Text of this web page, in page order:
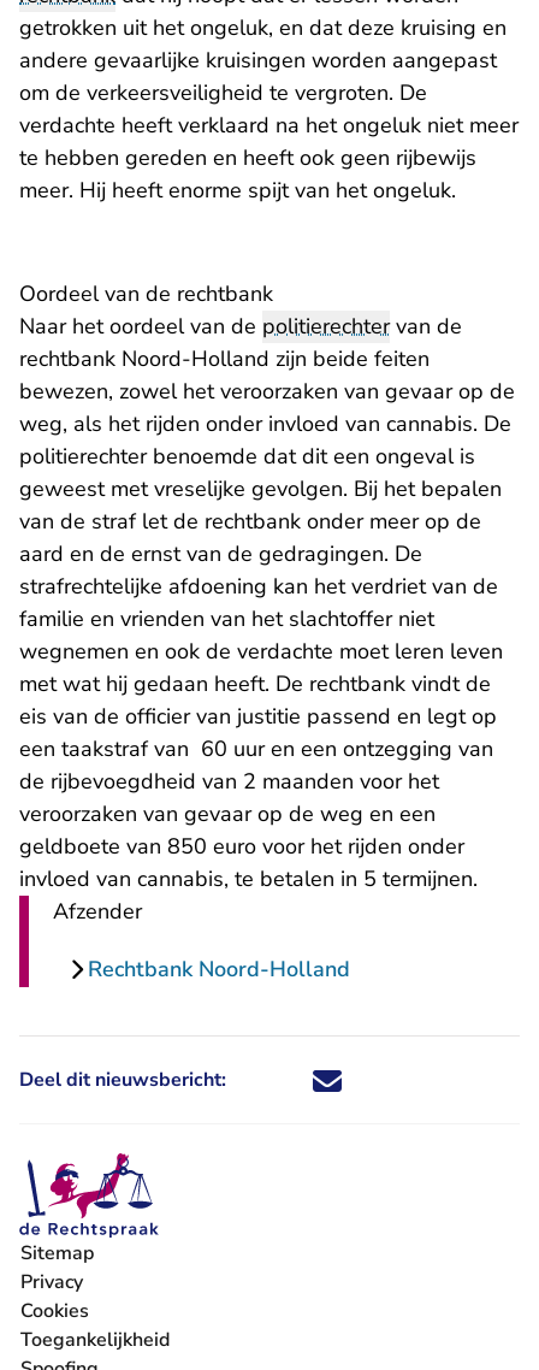
getrokken uit het ongeluk, en dat deze kruising en
andere gevaarlijke kruisingen worden aangepast
om de verkeersveiligheid te vergroten. De
verdachte heeft verklaard na het ongeluk niet meer
te hebben gereden en heeft ook geen rijbewijs
meer. Hij heeft enorme spijt van het ongeluk.
Oordeel van de rechtbank
Naar het oordeel van de politierechtervan de
rechtbank Noord-Holland zijn beide feiten
bewezen, zowel het veroorzaken van gevaar op de
weg, als het rijden onder invloed van cannabis. De
politierechter benoemde dat dit een ongeval is
geweest met vreselijke gevolgen. Bij het bepalen
van de straf let de rechtbank onder meer op de
aard en de ernst van de gedragingen. De
strafrechtelijke afdoening kan het verdriet van de
familie en vrienden van het slachtoffer niet
wegnemen en ook de verdachte moet leren leven
met wat hij gedaan heeft. De rechtbank vindt de
eis van de officier van justitie passend en legt op
een taakstraf van 60 uur en een ontzegging van
de rijbevoegdheid van 2 maanden voor het
veroorzaken van gevaar op de weg en een
geldboete van 850 euro voor het rijden onder
invloed van cannabis, te betalen in 5 termijnen.
Afzender
Rechtbank Noord-Holland
Deel dit nieuwsbericht: Deel dit nieuwsbericht via X -
Deel dit nieuwsbericht via
Deel dit nieuwsbericht
Deel dit
Sitemap
Privacy
Cookies
Toegankelijkheid